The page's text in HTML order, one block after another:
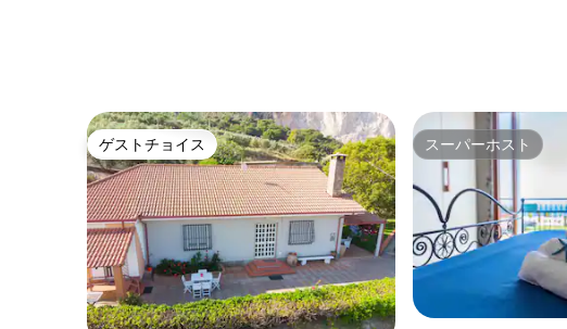
ゲストチョイス
ゲストチョイス スーパーホスト
スーパーホスト